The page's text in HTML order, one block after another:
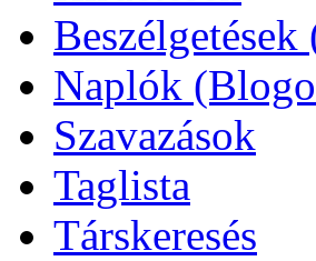
Naplók
Szavazások
Taglista
Társkeresés